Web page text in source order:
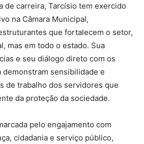
de carreira, Tarcísio tem exercido
na Câmara Municipal,
que fortalecem o setor,
mas em todo o estado. Sua
e seu diálogo direto com os
demonstram sensibilidade e
de trabalho dos servidores que
da proteção da sociedade.
pelo engajamento com
cidadania e serviço público,